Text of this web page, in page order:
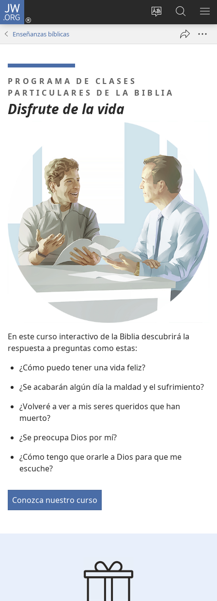
JW.ORG
Cambiar
del sitio
Iniciar
sesión
en
jw.org
Enseñanzas bíblicas
PROGRAMA DE CLASES
PARTICULARES DE LA BIBLIA
Disfrute de la vida
En este curso interactivo de la Biblia descubrirá la
respuesta a preguntas como estas:
¿Cómo puedo tener una vida feliz?
¿Se acabarán algún día la maldad y el sufrimiento?
¿Volveré a ver a mis seres queridos que han
muerto?
¿Se preocupa Dios por mí?
¿Cómo tengo que orarle a Dios para que me
escuche?
Conozca nuestro curso